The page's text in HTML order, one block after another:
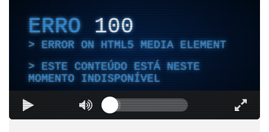
ERRO 100
ERROR ON HTML5 MEDIA ELEMENT
ESTE CONTEÚDO ESTÁ NESTE
MOMENTO INDISPONÍVEL